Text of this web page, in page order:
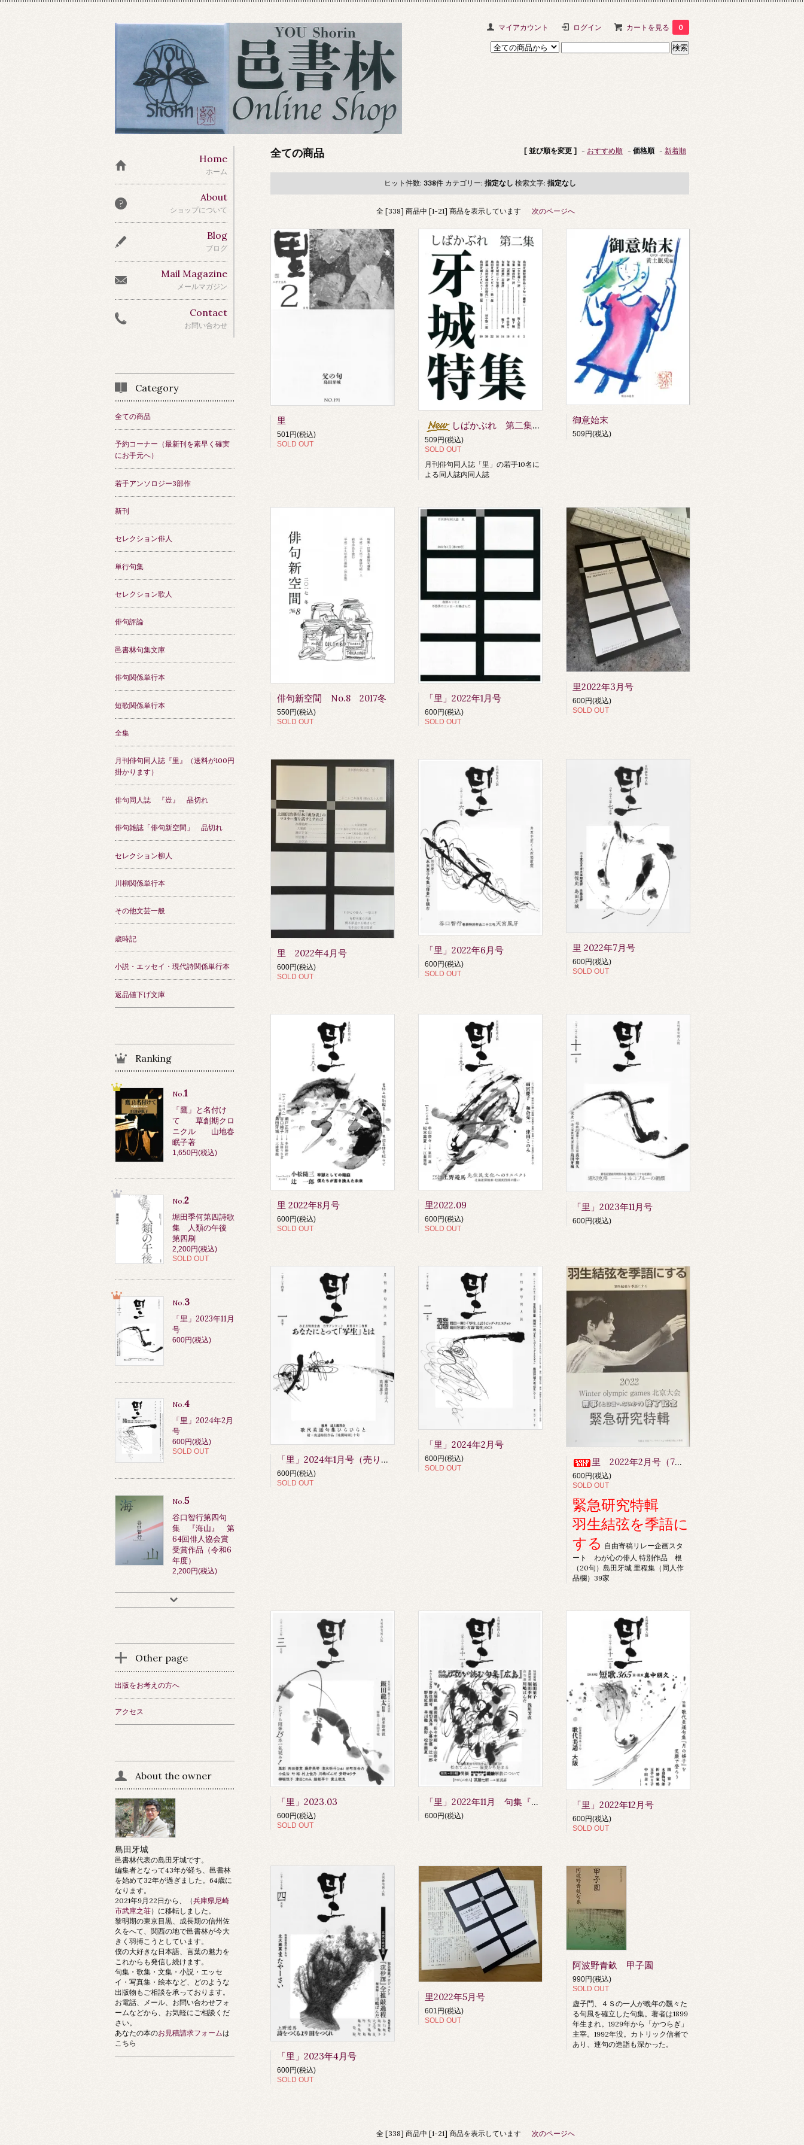
マイアカウント ログイン カートを見る 0
[ 並び順を変更 ] - おすすめ順 - 価格順 - 新着順
全ての商品
ヒット件数: 338件 カテゴリー: 指定なし 検索文字: 指定なし
全 [338] 商品中 [1-21] 商品を表示しています 次のページへ
里
501円(税込)
SOLD OUT
しばかぶれ 第二集（発売品です。送料1１0円が掛かります）
509円(税込)
SOLD OUT
月刊俳句同人誌「里」の若手10名に
よる同人誌内同人誌
御意始末
509円(税込)
俳句新空間 No.8 2017冬
550円(税込)
SOLD OUT
「里」2022年1月号
600円(税込)
SOLD OUT
里2022年3月号
600円(税込)
SOLD OUT
里 2022年4月号
600円(税込)
SOLD OUT
「里」2022年6月号
600円(税込)
SOLD OUT
里 2022年7月号
600円(税込)
SOLD OUT
里 2022年8月号
600円(税込)
SOLD OUT
里2022.09
600円(税込)
SOLD OUT
「里」2023年11月号
600円(税込)
「里」2024年1月号（売り切れました）
600円(税込)
SOLD OUT
「里」2024年2月号
600円(税込)
SOLD OUT
里 2022年2月号（7月27日再版出来予定）
600円(税込)
SOLD OUT
緊急研究特輯
羽生結弦を季語に
する 自由寄稿リレー企画スタ
ート わが心の俳人 特別作品 根
（20句）島田牙城 里程集（同人作
品欄）39家
「里」2023.03
600円(税込)
SOLD OUT
「里」2022年11月 句集『広島』特集号 絶賛発売中です
600円(税込)
「里」2022年12月号
600円(税込)
SOLD OUT
「里」2023年4月号
600円(税込)
SOLD OUT
里2022年5月号
601円(税込)
SOLD OUT
阿波野青畝 甲子園
990円(税込)
SOLD OUT
虚子門、４Ｓの一人が晩年の飄々た
る句風を確立した句集。著者は1899
年生まれ。1929年から「かつらぎ」
主宰。1992年没。カトリック信者で
あり、連句の造詣も深かった。
全 [338] 商品中 [1-21] 商品を表示しています 次のページへ
Home
ホーム
About
ショップについて
Blog
ブログ
Mail Magazine
メールマガジン
Contact
お問い合わせ
Category
全ての商品
予約コーナー（最新刊を素早く確実
にお手元へ）
若手アンソロジー3部作
新刊
セレクション俳人
単行句集
セレクション歌人
俳句評論
邑書林句集文庫
俳句関係単行本
短歌関係単行本
全集
月刊俳句同人誌『里』（送料が100円
掛かります）
俳句同人誌 『豈』 品切れ
俳句雑誌「俳句新空間」 品切れ
セレクション柳人
川柳関係単行本
その他文芸一般
歳時記
小説・エッセイ・現代詩関係単行本
返品値下げ文庫
Ranking
No.1
「鷹」と名付け
て 草創期クロ
ニクル 山地春
眠子著
1,650円(税込)
No.2
堀田季何第四詩歌
集 人類の午後
第四刷
2,200円(税込)
SOLD OUT
No.3
「里」2023年11月
号
600円(税込)
No.4
「里」2024年2月
号
600円(税込)
SOLD OUT
No.5
谷口智行第四句
集 『海山』 第
64回俳人協会賞
受賞作品（令和6
年度）
2,200円(税込)
Other page
出版をお考えの方へ
アクセス
About the owner
島田牙城
邑書林代表の島田牙城です。
編集者となって43年が経ち、邑書林
を始めて32年が過ぎました。64歳に
なります。
2021年9月22日から、（兵庫県尼崎
市武庫之荘）に移転しました。
黎明期の東京目黒、成長期の信州佐
久をへて、関西の地で邑書林が今大
きく羽搏こうとしています。
僕の大好きな日本語、言葉の魅力を
これからも発信し続けます。
句集・歌集・文集・小説・エッセ
イ・写真集・絵本など、どのような
出版物もご相談を承っております。
お電話、メール、お問い合わせフォ
ームなどから、お気軽にご相談くだ
さい。
あなたの本のお見積請求フォームは
こちら